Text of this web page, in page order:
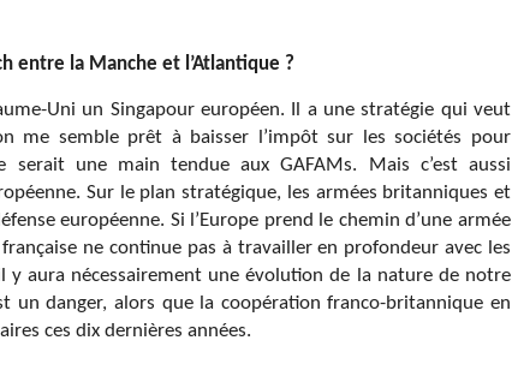
entre la Manche et l’Atlantique ?
Uni un Singapour européen. Il a une stratégie qui veut
me semble prêt à baisser l’impôt sur les sociétés pour
serait une main tendue aux GAFAMs. Mais c’est aussi
Sur le plan stratégique, les armées britanniques et
européenne. Si l’Europe prend le chemin d’une armée
ne continue pas à travailler en profondeur avec les
y aura nécessairement une évolution de la nature de notre
un danger, alors que la coopération franco-britannique en
ces dix dernières années.